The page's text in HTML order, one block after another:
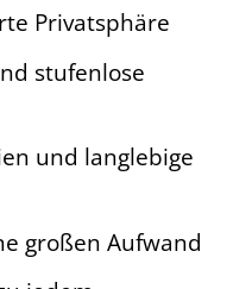
Privatsphäre
stufenlose
und langlebige
großen Aufwand